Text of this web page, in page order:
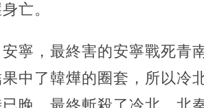
亡。
寧，最終害的安寧戰死青
中了韓燁的圈套，所以冷